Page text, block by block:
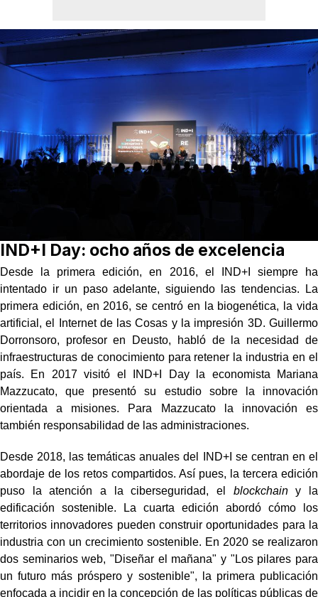
IND+I Day: ocho años de excelencia
Desde la primera edición, en 2016, el IND+I siempre ha
intentado ir un paso adelante, siguiendo las tendencias. La
primera edición, en 2016, se centró en la biogenética, la vida
artificial, el Internet de las Cosas y la impresión 3D. Guillermo
Dorronsoro, profesor en Deusto, habló de la necesidad de
infraestructuras de conocimiento para retener la industria en el
país. En 2017 visitó el IND+I Day la economista Mariana
Mazzucato, que presentó su estudio sobre la innovación
orientada a misiones. Para Mazzucato la innovación es
también responsabilidad de las administraciones.
Desde 2018, las temáticas anuales del IND+I se centran en el
abordaje de los retos compartidos. Así pues, la tercera edición
puso la atención a la ciberseguridad, el blockchainy la
edificación sostenible. La cuarta edición abordó cómo los
territorios innovadores pueden construir oportunidades para la
industria con un crecimiento sostenible. En 2020 se realizaron
dos seminarios web, "Diseñar el mañana" y "Los pilares para
un futuro más próspero y sostenible", la primera publicación
enfocada a incidir en la concepción de las políticas públicas de